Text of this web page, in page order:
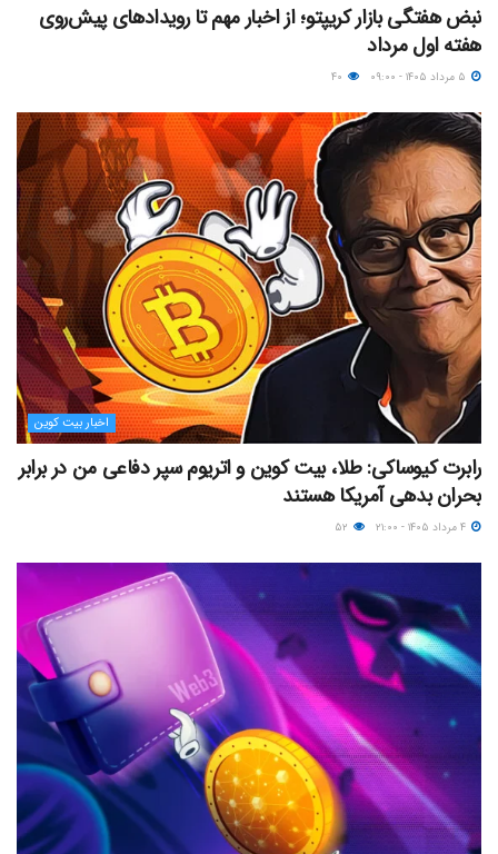
نبض هفتگی بازار کریپتو؛ از اخبار مهم تا رویدادهای پیش‌روی
هفته اول مرداد
اخبار بیت کوین
رابرت کیوساکی: طلا، بیت کوین و اتریوم سپر دفاعی من در برابر
بحران بدهی آمریکا هستند